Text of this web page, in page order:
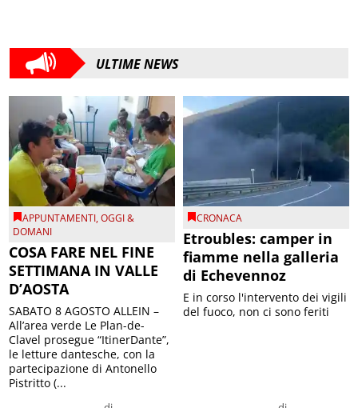
ULTIME NEWS
APPUNTAMENTI,OGGI &
DOMANI
COSA FARE NEL FINE
SETTIMANA IN VALLE
D’AOSTA
SABATO 8 AGOSTO ALLEIN –
All’area verde Le Plan-de-
Clavel prosegue “ItinerDante”,
le letture dantesche, con la
partecipazione di Antonello
Pistritto (...
CRONACA
Etroubles: camper in
fiamme nella galleria
di Echevennoz
E in corso l'intervento dei vigili
del fuoco, non ci sono feriti